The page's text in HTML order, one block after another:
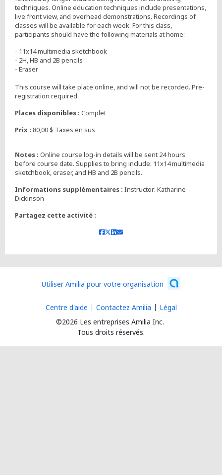
techniques. Online education techniques include presentations,
live front view, and overhead demonstrations. Recordings of
classes will be available for each week. For this class,
participants should have the following materials at home:
- 11x14 multimedia sketchbook
- 2H, HB and 2B pencils
- Eraser
This course will take place online, and will not be recorded. Pre-
registration required.
Places disponibles : Complet
Prix : 80,00 $ Taxes en sus
Notes : Online course log-in details will be sent 24 hours
before course date. Supplies to bring include: 11x14 multimedia
sketchbook, eraser, and HB and 2B pencils.
Informations supplémentaires : Instructor: Katharine
Dickinson
Partagez cette activité :
Utiliser Amilia pour votre organisation
©2026 Les entreprises Amilia Inc.
Tous droits réservés.
Centre d'aide Contactez Amilia Légal